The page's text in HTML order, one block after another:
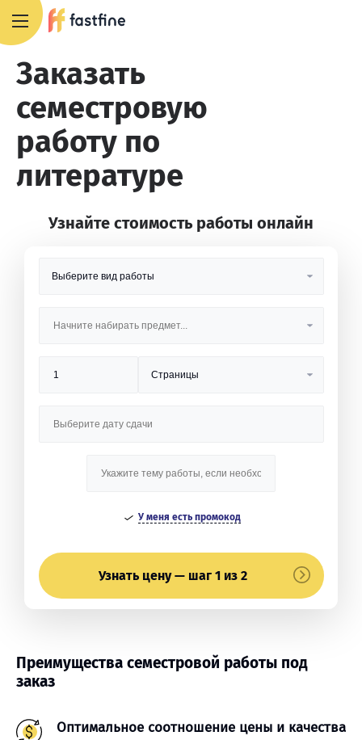
Заказать
семестровую
работу по
литературе
Узнайте стоимость работы онлайн
У меня есть промокод
Узнать цену — шаг 1 из 2
Преимущества семестровой работы под
заказ
Оптимальное соотношение цены и качества